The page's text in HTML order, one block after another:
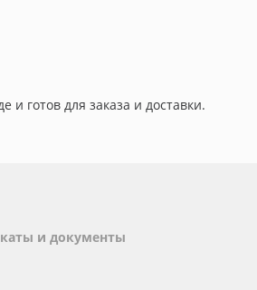
и готов для заказа и доставки.
и документы